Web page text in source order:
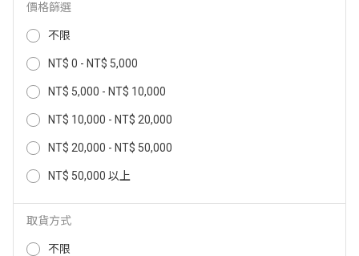
價格篩選
不限
NT$ 0 - NT$ 5,000
NT$ 5,000 - NT$ 10,000
NT$ 10,000 - NT$ 20,000
NT$ 20,000 - NT$ 50,000
NT$ 50,000 以上
取貨方式
不限
喇叭 NSK211